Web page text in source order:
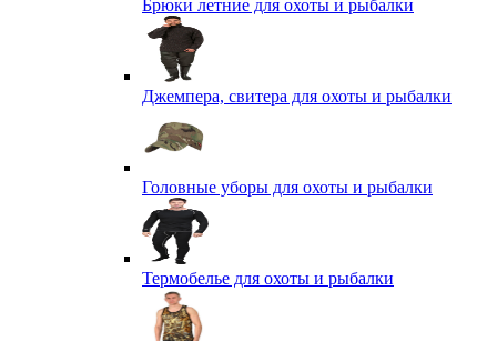
Брюки летние для охоты и рыбалки
Джемпера, свитера для охоты и рыбалки
Головные уборы для охоты и рыбалки
Термобелье для охоты и рыбалки